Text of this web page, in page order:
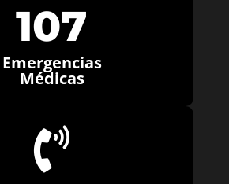
107
Emergencias
Médicas
